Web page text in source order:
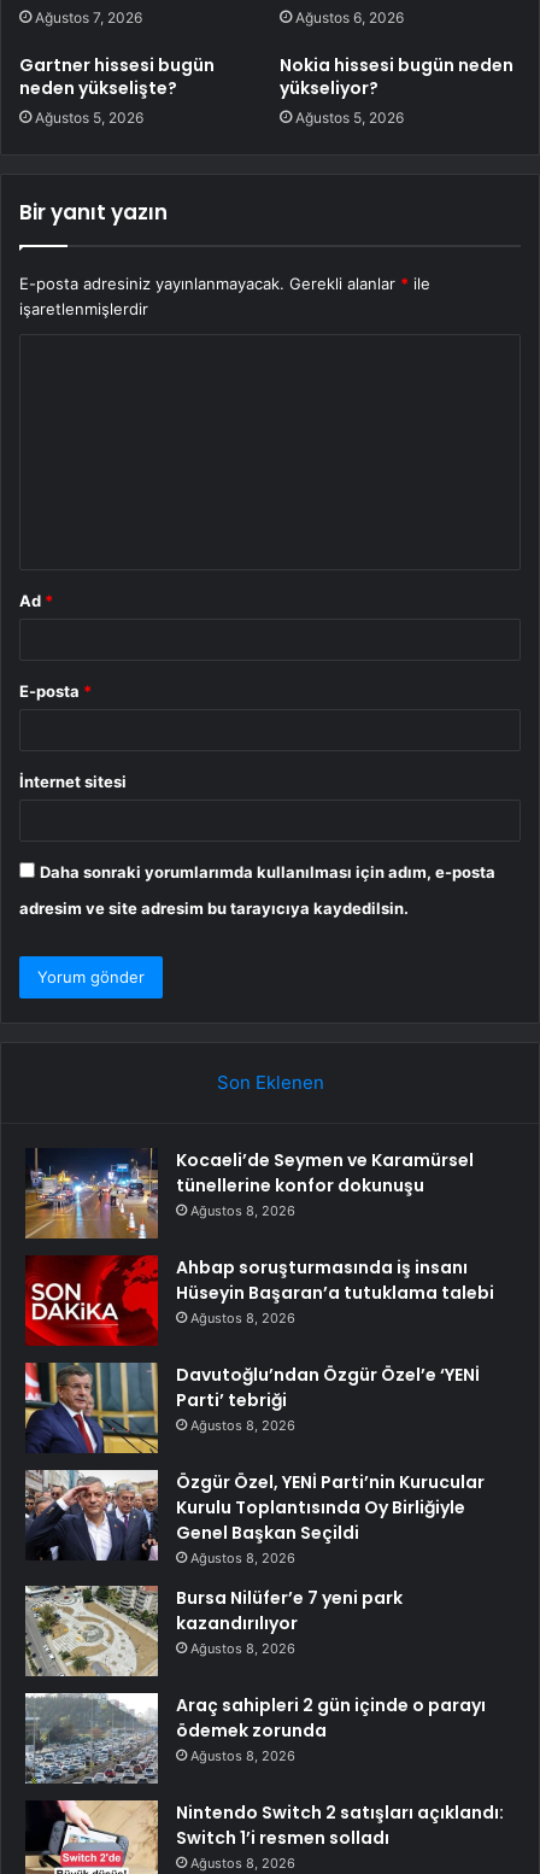
Ağustos 7, 2026 Ağustos 6, 2026
Gartner hissesi bugün
neden yükselişte?
Ağustos 5, 2026
Nokia hissesi bugün neden
yükseliyor?
Ağustos 5, 2026
Bir yanıt yazın
E-posta adresiniz yayınlanmayacak. Gerekli alanlar * ile
işaretlenmişlerdir
Ad *
E-posta *
İnternet sitesi
Daha sonraki yorumlarımda kullanılması için adım, e-posta
adresim ve site adresim bu tarayıcıya kaydedilsin.
Son Eklenen
Kocaeli’de Seymen ve Karamürsel
tünellerine konfor dokunuşu
Ağustos 8, 2026
Ahbap soruşturmasında iş insanı
Hüseyin Başaran’a tutuklama talebi
Ağustos 8, 2026
Davutoğlu’ndan Özgür Özel’e ‘YENİ
Parti’ tebriği
Ağustos 8, 2026
Özgür Özel, YENİ Parti’nin Kurucular
Kurulu Toplantısında Oy Birliğiyle
Genel Başkan Seçildi
Ağustos 8, 2026
Bursa Nilüfer’e 7 yeni park
kazandırılıyor
Ağustos 8, 2026
Araç sahipleri 2 gün içinde o parayı
ödemek zorunda
Ağustos 8, 2026
Nintendo Switch 2 satışları açıklandı:
Switch 1’i resmen solladı
Ağustos 8, 2026